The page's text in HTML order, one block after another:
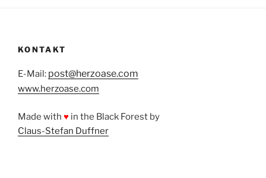
KONTAKT
E-Mail: post@herzoase.com
www.herzoase.com
Made with ♥ in the Black Forest by
Claus-Stefan Duffner